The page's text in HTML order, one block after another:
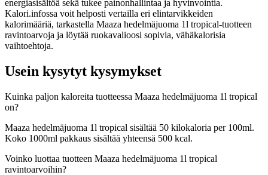
energiasisältöä sekä tukee painonhallintaa ja hyvinvointia.
Kalori.infossa voit helposti vertailla eri elintarvikkeiden
kalorimääriä, tarkastella Maaza hedelmäjuoma 1l tropical-tuotteen
ravintoarvoja ja löytää ruokavalioosi sopivia, vähäkalorisia
vaihtoehtoja.
Usein kysytyt kysymykset
Kuinka paljon kaloreita tuotteessa Maaza hedelmäjuoma 1l tropical
on?
Maaza hedelmäjuoma 1l tropical sisältää 50 kilokaloria per 100ml.
Koko 1000ml pakkaus sisältää yhteensä 500 kcal.
Voinko luottaa tuotteen Maaza hedelmäjuoma 1l tropical
ravintoarvoihin?